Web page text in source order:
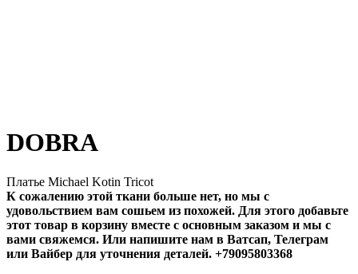
DOBRA
Платье Michael Kotin Tricot
К сожалению этой ткани больше нет, но мы с
удовольствием вам сошьем из похожей. Для этого добавьте
этот товар в корзину вместе с основным заказом и мы с
вами свяжемся. Или напишите нам в Ватсап, Телеграм
или Вайбер для уточнения деталей. +79095803368